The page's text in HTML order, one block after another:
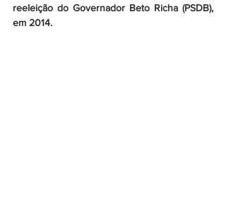
reeleição do Governador Beto Richa (PSDB),
em 2014.